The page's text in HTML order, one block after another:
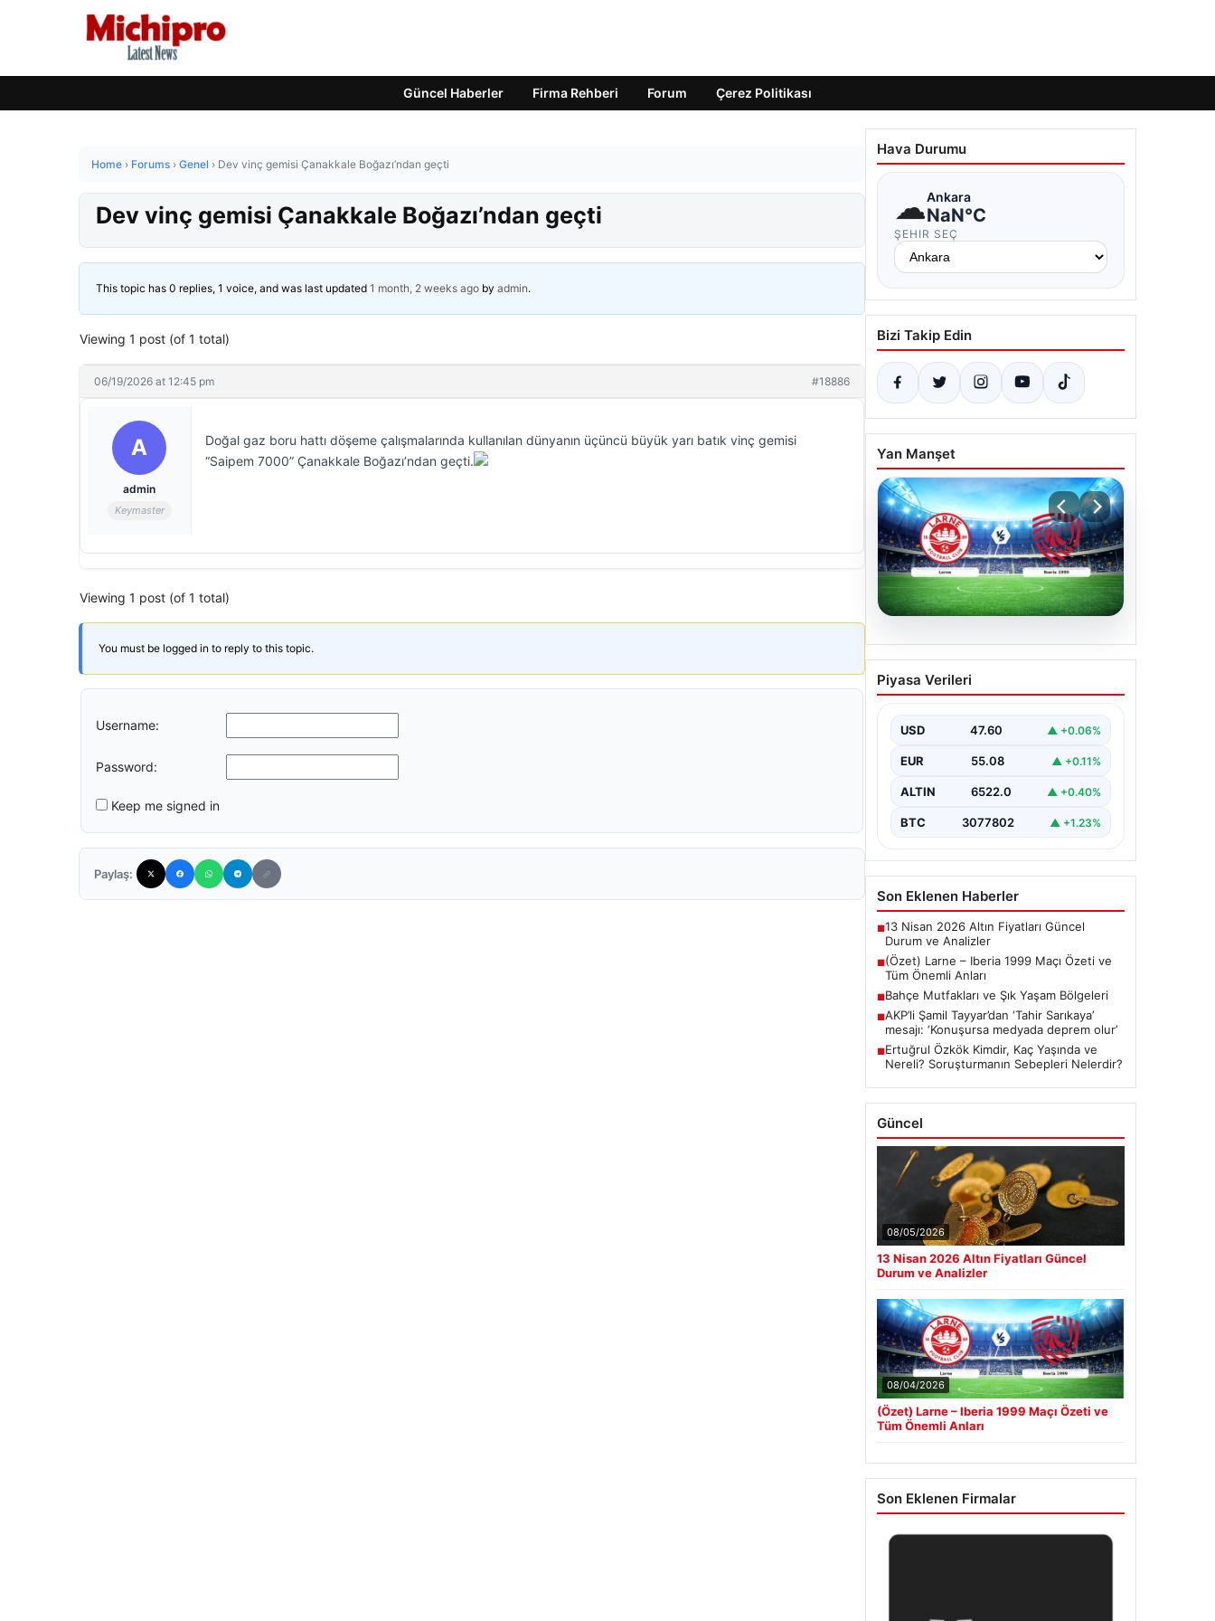
Güncel Haberler Firma Rehberi Forum Çerez Politikası
Home › Forums › Genel › Dev vinç gemisi Çanakkale Boğazı’ndan geçti
Dev vinç gemisi Çanakkale Boğazı’ndan geçti
This topic has 0 replies, 1 voice, and was last updated 1 month, 2 weeks ago by admin.
Viewing 1 post (of 1 total)
06/19/2026 at 12:45 pm #18886
A
admin
Keymaster
Doğal gaz boru hattı döşeme çalışmalarında kullanılan dünyanın üçüncü büyük yarı batık vinç gemisi
“Saipem 7000” Çanakkale Boğazı’ndan geçti.
Viewing 1 post (of 1 total)
You must be logged in to reply to this topic.
Username:
Password:
Keep me signed in
Paylaş:
Hava Durumu
☁Ankara
NaN°C
ŞEHIR SEÇ
Bizi Takip Edin
Yan Manşet
04.08.2026
(Özet) Larne – Iberia 1999
Maçı Özeti ve Tüm Önemli
Piyasa Verileri
USD 47.60 ▲ +0.06%
EUR 55.08 ▲ +0.11%
ALTIN 6522.0 ▲ +0.40%
BTC 3077802 ▲ +1.23%
Son Eklenen Haberler
■13 Nisan 2026 Altın Fiyatları Güncel
Durum ve Analizler
■(Özet) Larne – Iberia 1999 Maçı Özeti ve
Tüm Önemli Anları
■Bahçe Mutfakları ve Şık Yaşam Bölgeleri
■AKP’li Şamil Tayyar’dan ‘Tahir Sarıkaya’
mesajı: ‘Konuşursa medyada deprem olur’
■Ertuğrul Özkök Kimdir, Kaç Yaşında ve
Nereli? Soruşturmanın Sebepleri Nelerdir?
Güncel
08/05/2026
13 Nisan 2026 Altın Fiyatları Güncel
Durum ve Analizler
08/04/2026
(Özet) Larne – Iberia 1999 Maçı Özeti ve
Tüm Önemli Anları
Son Eklenen Firmalar